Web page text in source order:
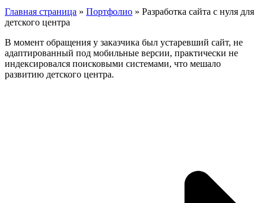
Главная страница » Портфолио » Разработка сайта с нуля для
детского центра
В момент обращения у заказчика был устаревший сайт, не
адаптированный под мобильные версии, практически не
индексировался поисковыми системами, что мешало
развитию детского центра.